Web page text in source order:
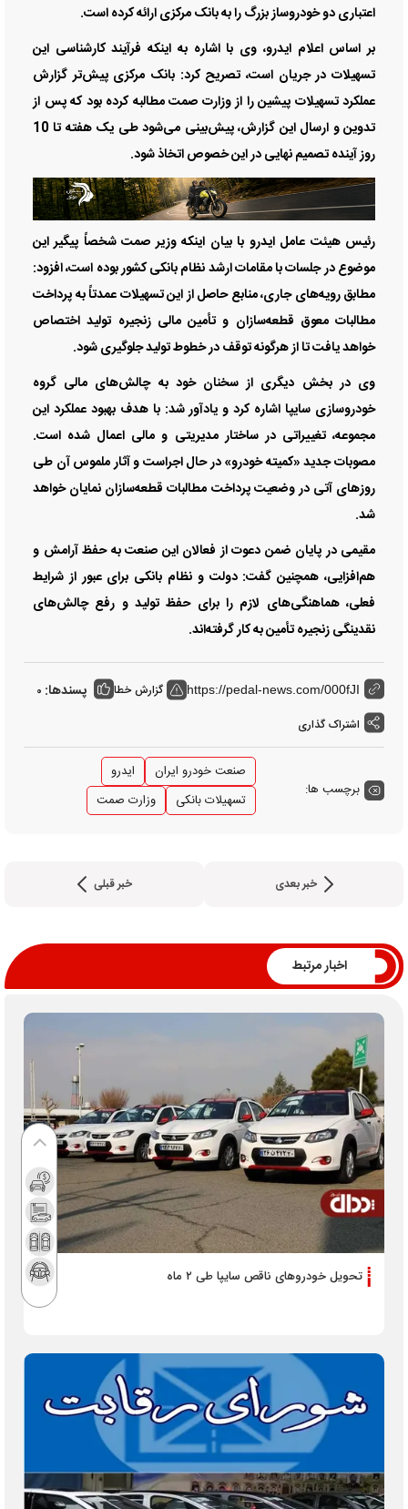
اعتباری دو خودروساز بزرگ را به بانک مرکزی ارائه کرده است.
بر اساس اعلام ایدرو، وی با اشاره به اینکه فرآیند کارشناسی این
تسهیلات در جریان است، تصریح کرد: بانک مرکزی پیش‌تر گزارش
عملکرد تسهیلات پیشین را از وزارت صمت مطالبه کرده بود که پس از
تدوین و ارسال این گزارش، پیش‌بینی می‌شود طی یک هفته تا 10
روز آینده تصمیم نهایی در این خصوص اتخاذ شود.
رئیس هیئت عامل ایدرو با بیان اینکه وزیر صمت شخصاً پیگیر این
موضوع در جلسات با مقامات ارشد نظام بانکی کشور بوده است، افزود:
مطابق رویه‌های جاری، منابع حاصل از این تسهیلات عمدتاً به پرداخت
مطالبات معوق قطعه‌سازان و تأمین مالی زنجیره تولید اختصاص
خواهد یافت تا از هرگونه توقف در خطوط تولید جلوگیری شود.
وی در بخش دیگری از سخنان خود به چالش‌های مالی گروه
خودروسازی سایپا اشاره کرد و یادآور شد: با هدف بهبود عملکرد این
مجموعه، تغییراتی در ساختار مدیریتی و مالی اعمال شده است.
مصوبات جدید «کمیته خودرو» در حال اجراست و آثار ملموس آن طی
روز‌های آتی در وضعیت پرداخت مطالبات قطعه‌سازان نمایان خواهد
شد.
مقیمی در پایان ضمن دعوت از فعالان این صنعت به حفظ آرامش و
هم‌افزایی، همچنین گفت: دولت و نظام بانکی برای عبور از شرایط
فعلی، هماهنگی‌های لازم را برای حفظ تولید و رفع چالش‌های
نقدینگی زنجیره تأمین به کار گرفته‌اند.
https://pedal-news.com/000fJI گزارش خطا پسندها: 0
اشتراک گذاری
برچسب ها:
صنعت خودرو ایران
ایدرو
تسهیلات بانکی
وزارت صمت
خبر بعدی خبر قبلی
اخبار مرتبط
تحویل خودروهای ناقص سایپا طی ۲ ماه